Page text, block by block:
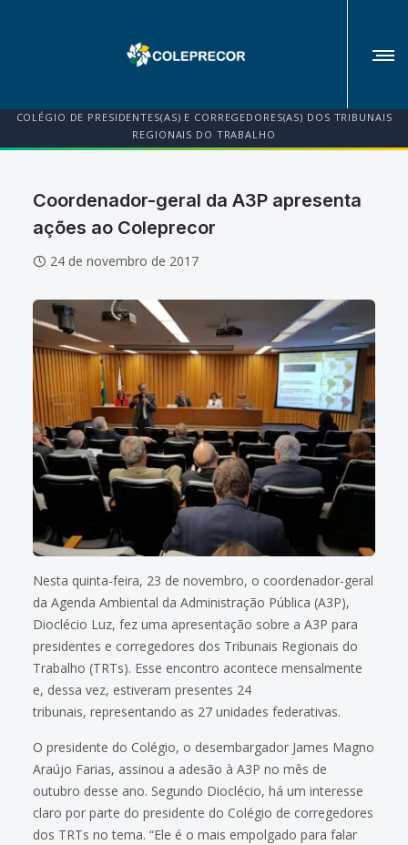
COLÉGIO DE PRESIDENTES(AS) E CORREGEDORES(AS) DOS TRIBUNAIS
REGIONAIS DO TRABALHO
Coordenador-geral da A3P apresenta
ações ao Coleprecor
24 de novembro de 2017
Nesta quinta-feira, 23 de novembro, o coordenador-geral
da Agenda Ambiental da Administração Pública (A3P),
Dioclécio Luz, fez uma apresentação sobre a A3P para
presidentes e corregedores dos Tribunais Regionais do
Trabalho (TRTs). Esse encontro acontece mensalmente
e, dessa vez, estiveram presentes 24
tribunais, representando as 27 unidades federativas.
O presidente do Colégio, o desembargador James Magno
Araújo Farias, assinou a adesão à A3P no mês de
outubro desse ano. Segundo Dioclécio, há um interesse
claro por parte do presidente do Colégio de corregedores
dos TRTs no tema. “Ele é o mais empolgado para falar